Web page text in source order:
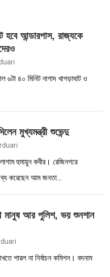
হবে আন্ডারপাস, রাজ্যকে
৪০ মিনিট নাগাদ খাগড়াঘাট ও
মুখ্যমন্ত্রী শুভেন্দু
হুমায়ুন কবীর। রেজিনগরে
করেছেন আম জনতা…
মানুষ আর পুলিশ, ভয় শুনশান
পারল না নির্বাচন কমিশন। বদনাম